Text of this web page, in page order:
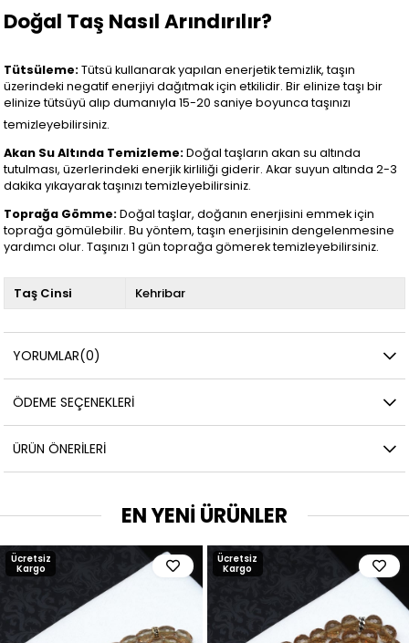
Doğal Taş Nasıl Arındırılır?
Tütsüleme:Tütsü kullanarak yapılan enerjetik temizlik, taşın
üzerindeki negatif enerjiyi dağıtmak için etkilidir. Bir elinize taşı bir
elinize tütsüyü alıp dumanıyla 15-20 saniye boyunca taşınızı
temizleyebilirsiniz.
Akan Su Altında Temizleme:Doğal taşların akan su altında
tutulması, üzerlerindeki enerjik kirliliği giderir. Akar suyun altında 2-3
dakika yıkayarak taşınızı temizleyebilirsiniz.
Toprağa Gömme:Doğal taşlar, doğanın enerjisini emmek için
toprağa gömülebilir. Bu yöntem, taşın enerjisinin dengelenmesine
yardımcı olur. Taşınızı 1 gün toprağa gömerek temizleyebilirsiniz.
Taş Cinsi Kehribar
YORUMLAR(0)
ÖDEME SEÇENEKLERI
ÜRÜN ÖNERILERI
EN YENİ ÜRÜNLER
Ücretsiz
Kargo
Ücretsiz
Kargo